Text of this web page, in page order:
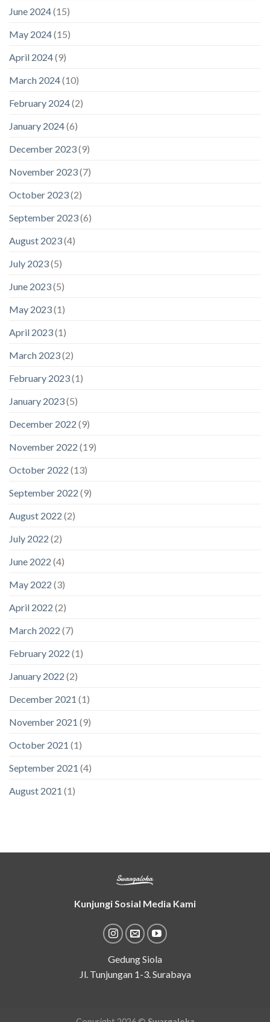
June 2024(15)
May 2024(15)
April 2024(9)
March 2024(10)
February 2024(2)
January 2024(6)
December 2023(9)
November 2023(7)
October 2023(2)
September 2023(6)
August 2023(4)
July 2023(5)
June 2023(5)
May 2023(1)
April 2023(1)
March 2023(2)
February 2023(1)
January 2023(5)
December 2022 (9)
November 2022 (19)
October 2022 (13)
September 2022 (9)
August 2022 (2)
July 2022 (2)
June 2022 (4)
May 2022 (3)
April 2022 (2)
March 2022 (7)
February 2022 (1)
January 2022 (2)
December 2021 (1)
November 2021 (9)
October 2021 (1)
September 2021 (4)
August 2021 (1)
Kunjungi Sosial Media Kami
Gedung Siola
Jl. Tunjungan 1-3. Surabaya